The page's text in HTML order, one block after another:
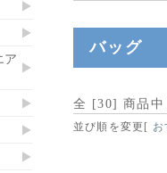
バッグ
全 [30] 商品中
並び順を変更 [ お
ア